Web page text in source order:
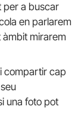
per a buscar
en parlarem
àmbit mirarem
compartir cap
una foto pot